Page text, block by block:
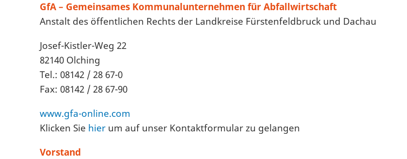
GfA – Gemeinsames Kommunalunternehmen für Abfallwirtschaft
Anstalt des öffentlichen Rechts der Landkreise Fürstenfeldbruck und Dachau
Josef-Kistler-Weg 22
82140 Olching
Tel.: 08142 / 28 67-0
Fax: 08142 / 28 67-90
www.gfa-online.com
Klicken Sie hier um auf unser Kontaktformular zu gelangen
Vorstand